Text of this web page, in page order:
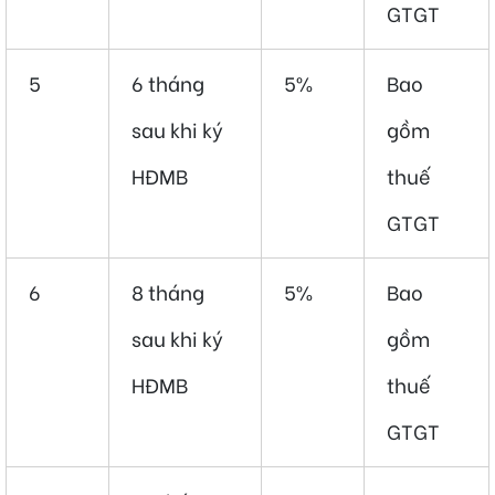
GTGT
5
6 tháng
sau khi ký
HĐMB
5%
Bao
gồm
thuế
GTGT
6
8 tháng
sau khi ký
HĐMB
5%
Bao
gồm
thuế
GTGT